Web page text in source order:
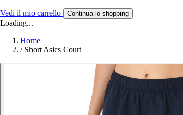
Vedi il mio carrello Continua lo shopping
Loading...
Home
/ Short Asics Court